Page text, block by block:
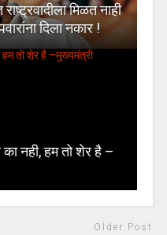
मिळत नाही
दिला नकार !
का नही, हम तो शेर है –
Older Post